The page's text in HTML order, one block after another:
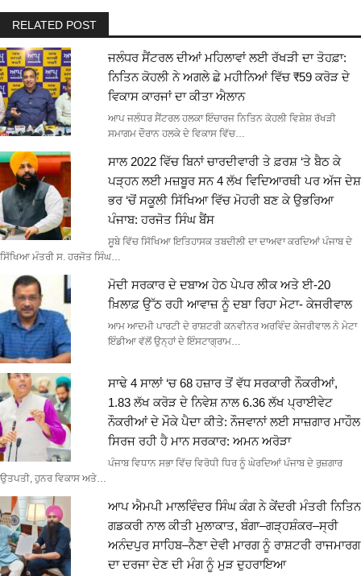
RELATED POST
ਜਲੰਧਰ ਸੈਂਟਰਲ ਦੀਆਂ ਮਹਿਲਾਵਾਂ ਲਈ ਰੱਖੜੀ ਦਾ ਤੋਹਫ਼ਾ:
ਨਿਤਿਨ ਕੋਹਲੀ ਨੇ ਅਗਲੇ ਛੇ ਮਹੀਨਿਆਂ ਵਿੱਚ ₹59 ਕਰੋੜ ਦੇ
ਵਿਕਾਸ ਕਾਰਜਾਂ ਦਾ ਕੀਤਾ ਐਲਾਨ
ਆਪ ਜਲੰਧਰ ਸੈਂਟਰਲ ਹਲਕਾ ਇੰਚਾਰਜ ਨਿਤਿਨ ਕੋਹਲੀ ਵਿਸ਼ੇਸ਼ ਰੱਖੜੀ
ਸਮਾਗਮ ਦੌਰਾਨ ਹਲਕੇ ਦੇ ਵਿਕਾਸ ਵਿੱਚ…
ਸਾਲ 2022 ਵਿੱਚ ਬਿਨਾਂ ਚਾਰਦੀਵਾਰੀ ਤੇ ਫ਼ਰਸ਼ ‘ਤੇ ਬੈਠ ਕੇ
ਪੜ੍ਹਨ ਲਈ ਮਜ਼ਬੂਰ ਸਨ 4 ਲੱਖ ਵਿਦਿਆਰਥੀ ਪਰ ਅੱਜ ਦੇਸ਼
ਭਰ ‘ਚੋਂ ਸਕੂਲੀ ਸਿੱਖਿਆ ਵਿੱਚ ਮੋਹਰੀ ਬਣ ਕੇ ਉਭਰਿਆ
ਪੰਜਾਬ: ਹਰਜੋਤ ਸਿੰਘ ਬੈਂਸ
ਸੂਬੇ ਵਿੱਚ ਸਿੱਖਿਆ ਇਤਿਹਾਸਕ ਤਬਦੀਲੀ ਦਾ ਦਾਅਵਾ ਕਰਦਿਆਂ ਪੰਜਾਬ ਦੇ
ਸਿੱਖਿਆ ਮੰਤਰੀ ਸ. ਹਰਜੋਤ ਸਿੰਘ…
ਮੋਦੀ ਸਰਕਾਰ ਦੇ ਦਬਾਅ ਹੇਠ ਪੇਪਰ ਲੀਕ ਅਤੇ ਈ-20
ਖ਼ਿਲਾਫ਼ ਉੱਠ ਰਹੀ ਆਵਾਜ਼ ਨੂੰ ਦਬਾ ਰਿਹਾ ਮੇਟਾ- ਕੇਜਰੀਵਾਲ
ਆਮ ਆਦਮੀ ਪਾਰਟੀ ਦੇ ਰਾਸ਼ਟਰੀ ਕਨਵੀਨਰ ਅਰਵਿੰਦ ਕੇਜਰੀਵਾਲ ਨੇ ਮੇਟਾ
ਇੰਡੀਆ ਵੱਲੋਂ ਉਨ੍ਹਾਂ ਦੇ ਇੰਸਟਾਗ੍ਰਾਮ…
ਸਾਢੇ 4 ਸਾਲਾਂ ‘ਚ 68 ਹਜ਼ਾਰ ਤੋਂ ਵੱਧ ਸਰਕਾਰੀ ਨੌਕਰੀਆਂ,
1.83 ਲੱਖ ਕਰੋੜ ਦੇ ਨਿਵੇਸ਼ ਨਾਲ 6.36 ਲੱਖ ਪ੍ਰਾਈਵੇਟ
ਨੌਕਰੀਆਂ ਦੇ ਮੌਕੇ ਪੈਦਾ ਕੀਤੇ: ਨੌਜਵਾਨਾਂ ਲਈ ਸਾਜ਼ਗਾਰ ਮਾਹੌਲ
ਸਿਰਜ ਰਹੀ ਹੈ ਮਾਨ ਸਰਕਾਰ: ਅਮਨ ਅਰੋੜਾ
ਪੰਜਾਬ ਵਿਧਾਨ ਸਭਾ ਵਿੱਚ ਵਿਰੋਧੀ ਧਿਰ ਨੂੰ ਘੇਰਦਿਆਂ ਪੰਜਾਬ ਦੇ ਰੁਜ਼ਗਾਰ
ਉਤਪਤੀ, ਹੁਨਰ ਵਿਕਾਸ ਅਤੇ…
ਆਪ ਐਮਪੀ ਮਾਲਵਿੰਦਰ ਸਿੰਘ ਕੰਗ ਨੇ ਕੇਂਦਰੀ ਮੰਤਰੀ ਨਿਤਿਨ
ਗਡਕਰੀ ਨਾਲ ਕੀਤੀ ਮੁਲਾਕਾਤ, ਬੰਗਾ–ਗੜ੍ਹਸ਼ੰਕਰ–ਸ੍ਰੀ
ਅਨੰਦਪੁਰ ਸਾਹਿਬ–ਨੈਣਾ ਦੇਵੀ ਮਾਰਗ ਨੂੰ ਰਾਸ਼ਟਰੀ ਰਾਜਮਾਰਗ
ਦਾ ਦਰਜਾ ਦੇਣ ਦੀ ਮੰਗ ਨੂੰ ਮੁੜ ਦੁਹਰਾਇਆ